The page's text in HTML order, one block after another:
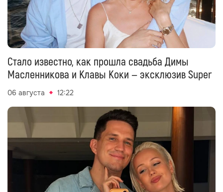
Стало известно, как прошла свадьба Димы
Масленникова и Клавы Коки — эксклюзив Super
06 августа 12:22